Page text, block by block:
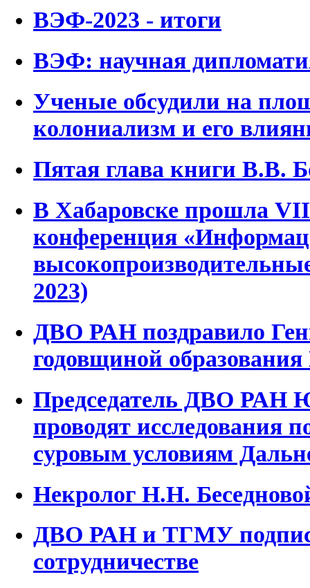
ВЭФ-2023 - итоги
ВЭФ: научная
Ученые обсудили на
колониализм и его
Пятая глава книги В.В.
В Хабаровске прошла
конференция
2023)
ДВО РАН поздравило
годовщиной
Председатель ДВО РАН
проводят исследования
суровым условиям
Некролог Н.Н.
ДВО РАН и ТГМУ
сотрудничестве